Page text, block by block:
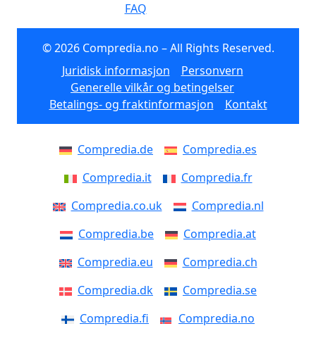
FAQ
© 2026 Compredia.no – All Rights Reserved.
Juridisk informasjon
Personvern
Generelle vilkår og betingelser
Betalings- og fraktinformasjon
Kontakt
Compredia.de
Compredia.es
Compredia.it
Compredia.fr
Compredia.co.uk
Compredia.nl
Compredia.be
Compredia.at
Compredia.eu
Compredia.ch
Compredia.dk
Compredia.se
Compredia.fi
Compredia.no